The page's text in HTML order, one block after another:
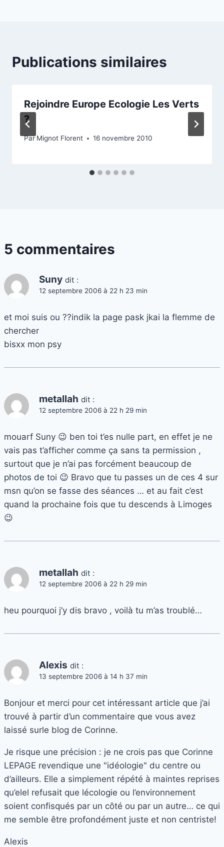
Publications similaires
Rejoindre Europe Ecologie Les Verts
?
Par Mignot Florent 16 novembre 2010
5 commentaires
Suny dit :
12 septembre 2006 à 22 h 23 min
et moi suis ou ??indik la page pask jkai la flemme de
chercher
bisxx mon psy
metallah dit :
12 septembre 2006 à 22 h 29 min
mouarf Suny 😉 ben toi t’es nulle part, en effet je ne
vais pas t’afficher comme ça sans ta permission ,
surtout que je n’ai pas forcément beaucoup de
photos de toi 😉 Bravo que tu passes un de ces 4 sur
msn qu’on se fasse des séances … et au fait c’est
quand la prochaine fois que tu descends à Limoges
😉
metallah dit :
12 septembre 2006 à 22 h 29 min
heu pourquoi j’y dis bravo , voilà tu m’as troublé…
Alexis dit :
13 septembre 2006 à 14 h 37 min
Bonjour et merci pour cet intéressant article que j’ai
trouvé à partir d’un commentaire que vous avez
laissé surle blog de Corinne.
Je risque une précision : je ne crois pas que Corinne
LEPAGE revendique une "idéologie" du centre ou
d’ailleurs. Elle a simplement répété à maintes reprises
qu’elel refusait que lécologie ou l’environnement
soient confisqués par un côté ou par un autre… ce qui
me semble être profondément juste et non centriste!
Alexis